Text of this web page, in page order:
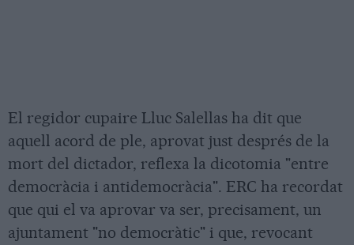
El regidor cupaire Lluc Salellas ha dit que
aquell acord de ple, aprovat just després de la
mort del dictador, reflexa la dicotomia "entre
democràcia i antidemocràcia". ERC ha recordat
que qui el va aprovar va ser, precisament, un
ajuntament "no democràtic" i que, revocant